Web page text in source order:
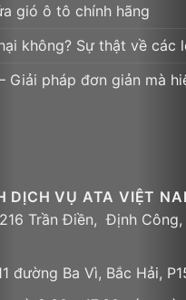
gió ô tô chính hãng
không? Sự thật về các
Giải pháp đơn giản mà
DỊCH VỤ ATA VIỆT
Trần Điền, Định Công,
đường Ba Vì, Bắc Hải,